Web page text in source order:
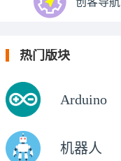
热门版块
Arduino
机器人